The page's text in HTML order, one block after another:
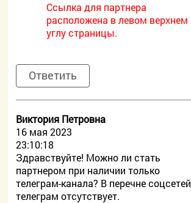
Ссылка для партнера
расположена в левом верхнем
углу страницы.
Ответить
Виктория Петровна
16 мая 2023
23:10:18
Здравствуйте! Можно ли стать
партнером при наличии только
телеграм-канала? В перечне соцсетей
телеграм отсутствует.